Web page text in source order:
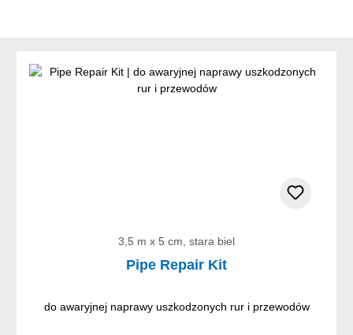
3,5 m x 5 cm, stara biel
Pipe Repair Kit
do awaryjnej naprawy uszkodzonych rur i przewodów